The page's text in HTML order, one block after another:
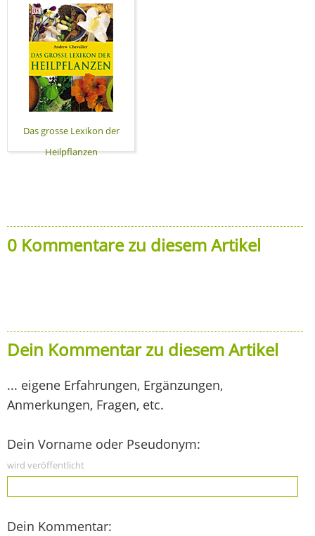
Das grosse Lexikon der
Heilpflanzen
0 Kommentare zu diesem Artikel
Dein Kommentar zu diesem Artikel
... eigene Erfahrungen, Ergänzungen,
Anmerkungen, Fragen, etc.
Dein Vorname oder Pseudonym:
wird veröffentlicht
Dein Kommentar: